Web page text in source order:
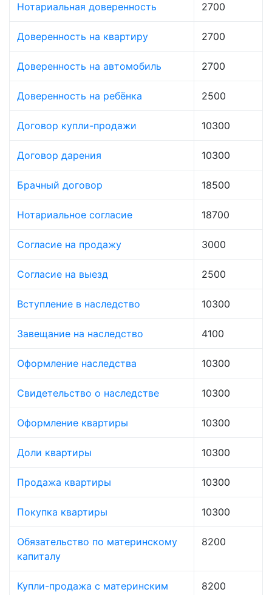
Нотариальная доверенность 2700
Доверенность на квартиру 2700
Доверенность на автомобиль 2700
Доверенность на ребёнка 2500
Договор купли-продажи 10300
Договор дарения 10300
Брачный договор 18500
Нотариальное согласие 18700
Согласие на продажу 3000
Согласие на выезд 2500
Вступление в наследство 10300
Завещание на наследство 4100
Оформление наследства 10300
Свидетельство о наследстве 10300
Оформление квартиры 10300
Доли квартиры 10300
Продажа квартиры 10300
Покупка квартиры 10300
Обязательство по материнскому
капиталу
8200
Купли-продажа с материнским
8200